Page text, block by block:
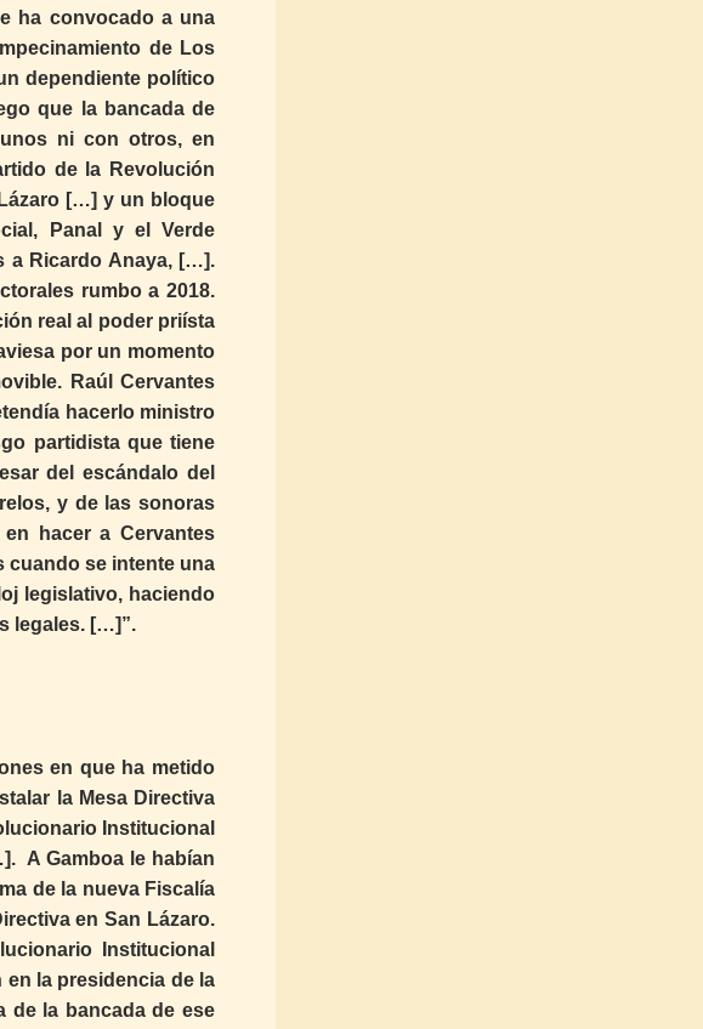
ha convocado a una
de Los
dependiente político
que la bancada de
ni con otros, en
de la Revolución
[…] y un bloque
Panal y el Verde
a Ricardo Anaya, […].
rumbo a 2018.
real al poder priísta
por un momento
Raúl Cervantes
hacerlo ministro
partidista que tiene
del escándalo del
y de las sonoras
hacer a Cervantes
cuando se intente una
legislativo, haciendo
legales. […]”.
en que ha metido
la Mesa Directiva
Institucional
A Gamboa le habían
de la nueva Fiscalía
en San Lázaro.
Institucional
la presidencia de la
de la bancada de ese